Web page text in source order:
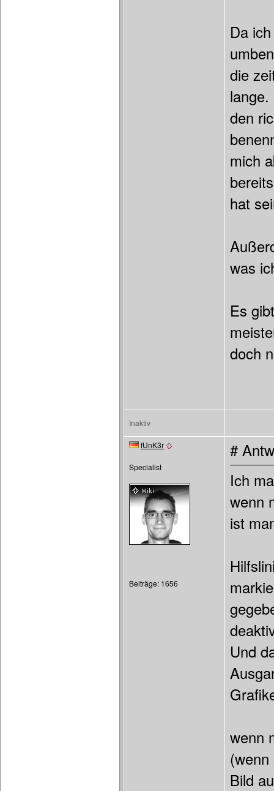
Da
die
den
mich
hat
was
Es
doch
Inaktiv
fUnK3r
Specialist
Beiträge: 1656
#
Ich
wenn
ist
Und
wenn
Bild